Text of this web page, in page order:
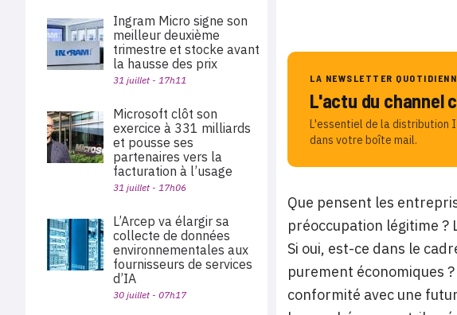
LA NEWSLETTER
L'actu du channel
L'essentiel de la distribution
dans votre boîte mail.
Que pensent les
préoccupation légitime
Si oui, est-ce dans le
purement économiques
conformité avec une
Ingram Micro signe son
meilleur deuxième
trimestre et stocke avant
la hausse des prix
31 juillet - 17h11
Microsoft clôt son
exercice à 331 milliards
et pousse ses
partenaires vers la
facturation à l’usage
31 juillet - 17h06
L’Arcep va élargir sa
collecte de données
environnementales aux
fournisseurs de services
d’IA
30 juillet - 07h17